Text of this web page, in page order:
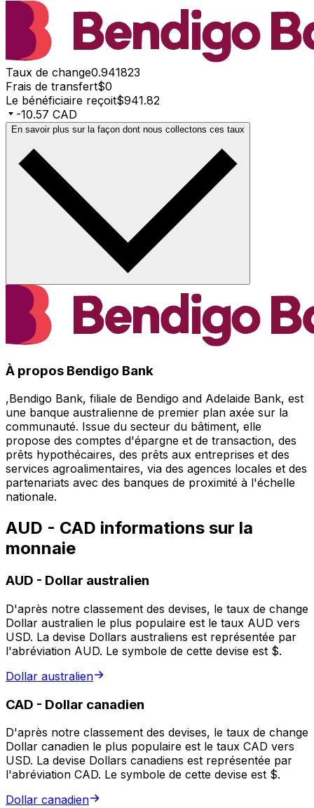
Taux de change0.941823
Frais de transfert$0
Le bénéficiaire reçoit$941.82
-10.57 CAD
En savoir plus sur la façon dont nous collectons ces taux
À propos Bendigo Bank
,Bendigo Bank, filiale de Bendigo and Adelaide Bank, est
une banque australienne de premier plan axée sur la
communauté. Issue du secteur du bâtiment, elle
propose des comptes d'épargne et de transaction, des
prêts hypothécaires, des prêts aux entreprises et des
services agroalimentaires, via des agences locales et des
partenariats avec des banques de proximité à l'échelle
nationale.
AUD - CAD informations sur la
monnaie
AUD - Dollar australien
D'après notre classement des devises, le taux de change
Dollar australien le plus populaire est le taux AUD vers
USD. La devise Dollars australiens est représentée par
l'abréviation AUD. Le symbole de cette devise est $.
Dollar australien
CAD - Dollar canadien
D'après notre classement des devises, le taux de change
Dollar canadien le plus populaire est le taux CAD vers
USD. La devise Dollars canadiens est représentée par
l'abréviation CAD. Le symbole de cette devise est $.
Dollar canadien